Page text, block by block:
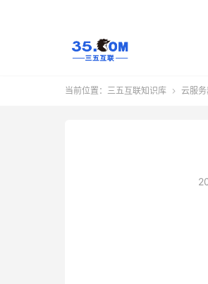
当前位置： 三五互联知识库  云服